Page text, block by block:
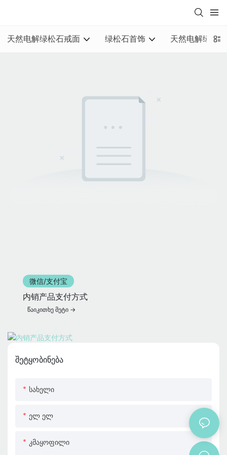
天然电解绿松石戒面 绿松石首饰 天然电解绿松
内销产品支付方式
微信/支付宝
წაიკითხე მეტი
შეტყობინება
Სახელი
Ელ Ელ
Კმაყოფილი